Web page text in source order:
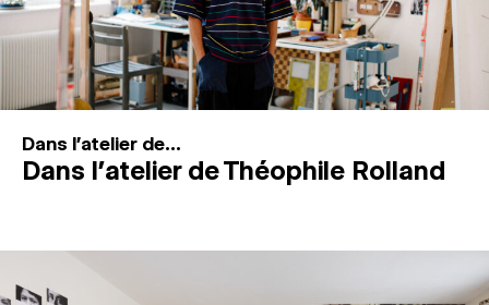
Recherche
Connexion
Dans l'atelier de...
Dans l’atelier de Théophile Rolland